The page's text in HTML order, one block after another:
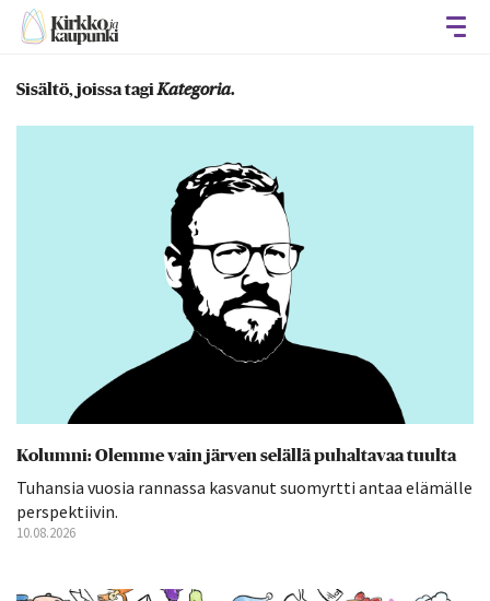
Sisältö, joissa tagiKategoria.
Kolumni: Olemme vain järven selällä puhaltavaa tuulta
Tuhansia vuosia rannassa kasvanut suomyrtti antaa elämälle
perspektiivin.
10.08.2026